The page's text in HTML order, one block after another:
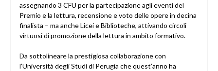
assegnando 3 CFU per la partecipazione agli eventi del
Premio e la lettura, recensione e voto delle opere in decina
finalista – ma anche Licei e Biblioteche, attivando circoli
virtuosi di promozione della lettura in ambito formativo.
Da sottolineare la prestigiosa collaborazione con
l’Università degli Studi di Perugia che quest’anno ha